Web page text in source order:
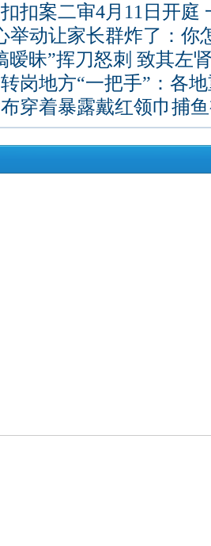
扣案二审4月11日开庭
举动让家长群炸了：你
暧昧”挥刀怒刺 致其左
岗地方“一把手”：各
穿着暴露戴红领巾捕